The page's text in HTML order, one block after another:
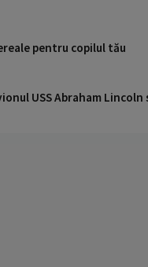
pentru copilul tău
USS Abraham